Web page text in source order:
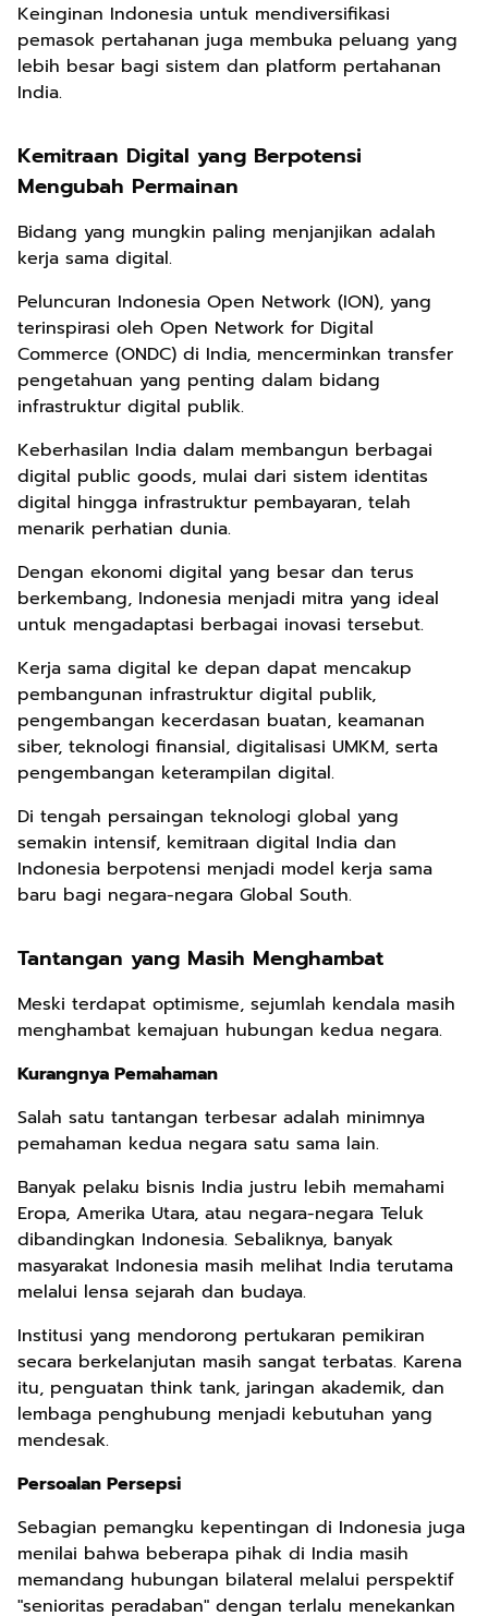
Keinginan Indonesia untuk mendiversifikasi
pemasok pertahanan juga membuka peluang yang
lebih besar bagi sistem dan platform pertahanan
India.
Kemitraan Digital yang Berpotensi
Mengubah Permainan
Bidang yang mungkin paling menjanjikan adalah
kerja sama digital.
Peluncuran Indonesia Open Network (ION), yang
terinspirasi oleh Open Network for Digital
Commerce (ONDC) di India, mencerminkan transfer
pengetahuan yang penting dalam bidang
infrastruktur digital publik.
Keberhasilan India dalam membangun berbagai
digital public goods, mulai dari sistem identitas
digital hingga infrastruktur pembayaran, telah
menarik perhatian dunia.
Dengan ekonomi digital yang besar dan terus
berkembang, Indonesia menjadi mitra yang ideal
untuk mengadaptasi berbagai inovasi tersebut.
Kerja sama digital ke depan dapat mencakup
pembangunan infrastruktur digital publik,
pengembangan kecerdasan buatan, keamanan
siber, teknologi finansial, digitalisasi UMKM, serta
pengembangan keterampilan digital.
Di tengah persaingan teknologi global yang
semakin intensif, kemitraan digital India dan
Indonesia berpotensi menjadi model kerja sama
baru bagi negara-negara Global South.
Tantangan yang Masih Menghambat
Meski terdapat optimisme, sejumlah kendala masih
menghambat kemajuan hubungan kedua negara.
Kurangnya Pemahaman
Salah satu tantangan terbesar adalah minimnya
pemahaman kedua negara satu sama lain.
Banyak pelaku bisnis India justru lebih memahami
Eropa, Amerika Utara, atau negara-negara Teluk
dibandingkan Indonesia. Sebaliknya, banyak
masyarakat Indonesia masih melihat India terutama
melalui lensa sejarah dan budaya.
Institusi yang mendorong pertukaran pemikiran
secara berkelanjutan masih sangat terbatas. Karena
itu, penguatan think tank, jaringan akademik, dan
lembaga penghubung menjadi kebutuhan yang
mendesak.
Persoalan Persepsi
Sebagian pemangku kepentingan di Indonesia juga
menilai bahwa beberapa pihak di India masih
memandang hubungan bilateral melalui perspektif
"senioritas peradaban" dengan terlalu menekankan